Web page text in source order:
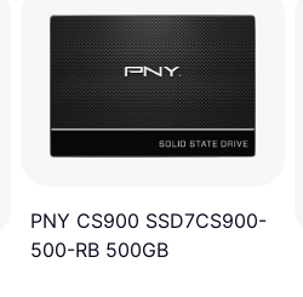
PNY CS900 SSD7CS900-
500-RB 500GB